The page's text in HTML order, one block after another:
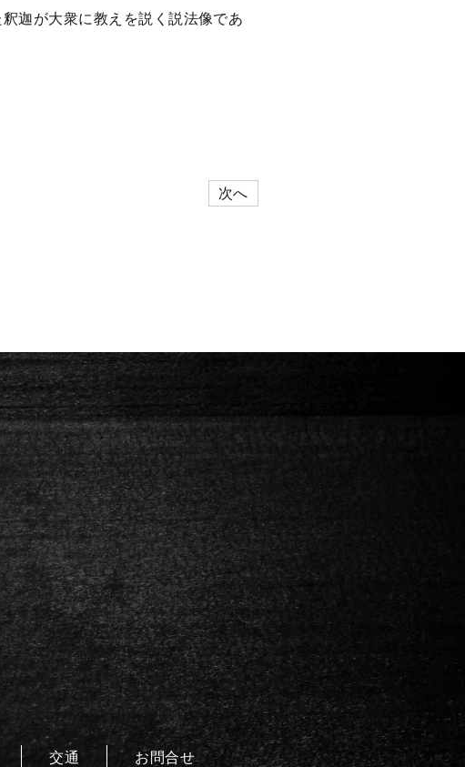
迦が大衆に教えを説く説法像であ
次へ
交通 お問合せ